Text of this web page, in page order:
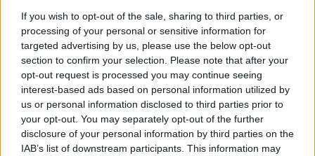
If you wish to opt-out of the sale, sharing to third parties, or
processing of your personal or sensitive information for
targeted advertising by us, please use the below opt-out
section to confirm your selection. Please note that after your
opt-out request is processed you may continue seeing
interest-based ads based on personal information utilized by
us or personal information disclosed to third parties prior to
your opt-out. You may separately opt-out of the further
disclosure of your personal information by third parties on the
IAB’s list of downstream participants. This information may
στον Ήλιο και είναι πολύ πιθανό να είναι
βραχώδεις.
Οι ερευνητές, με επικεφαλής τη δρα Σάντρα
Τζέφερς τουγερμανικού Πανεπιστημίου του
Γκέτιγκεν, που έκαναν τη σχετική
δημοσίευση στο περιοδικό «Science»,
πραγματοποίησαν την ανακάλυψη από το